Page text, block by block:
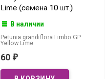
Lime (семена 10 шт.)
В наличии
Petunia grandiflora Limbo GP
Yellow Lime
60 ₽